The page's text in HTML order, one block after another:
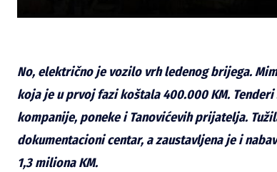
No, električno je vozilo vrh ledenog brijega.
koja je u prvoj fazi koštala 400.000 KM.
kompanije, poneke i Tanovićevih prijatelja.
dokumentacioni centar, a zaustavljena je i
1,3 miliona KM.